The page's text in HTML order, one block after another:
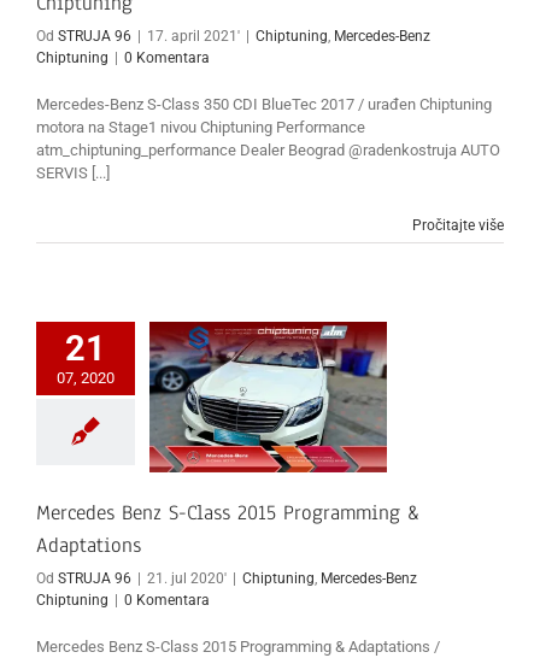
Od STRUJA 96 17. april 2021' Chiptuning, Mercedes-Benz
Chiptuning
0 Komentara
Mercedes-Benz S-Class 350 CDI BlueTec 2017 / urađen Chiptuning
motora na Stage1 nivou Chiptuning Performance
atm_chiptuning_performance Dealer Beograd @radenkostruja AUTO
SERVIS [...]
Pročitajte više
21
07, 2020
2015 Programming &
Adaptations
Mercedes-Benz
Chiptuning
Mercedes Benz S-Class 2015 Programming &
Adaptations
Od STRUJA 96 | 21. jul 2020' | Chiptuning Mercedes-Benz
Chiptuning | 0 Komentara
Mercedes Benz S-Class 2015 Programming & Adaptations /